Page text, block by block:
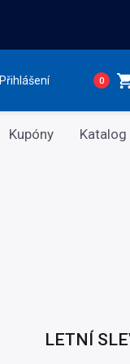
Přihlášení 0
Kupóny Katalog
LETNÍ